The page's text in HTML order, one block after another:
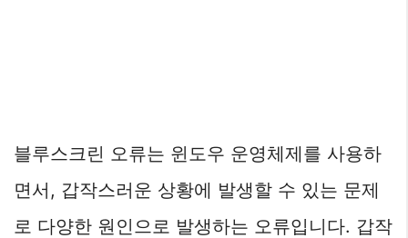
블루스크린 오류는 윈도우 운영체제를 사용하
면서, 갑작스러운 상황에 발생할 수 있는 문제
로 다양한 원인으로 발생하는 오류입니다. 갑작